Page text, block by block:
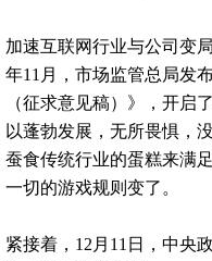
加速互联网行业与公司变
年11月，市场监管总局发
（征求意见稿）》，开启
以蓬勃发展，无所畏惧，
蚕食传统行业的蛋糕来满
一切的游戏规则变了。
紧接着，12月11日，中央